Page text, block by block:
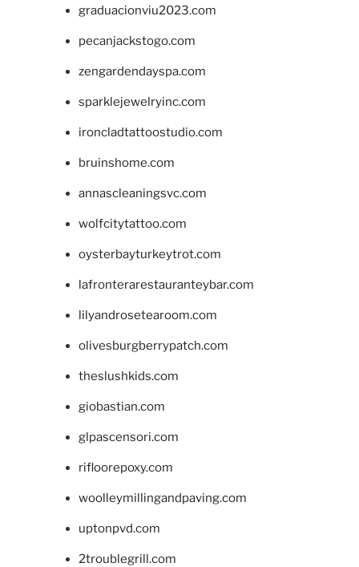
graduacionviu2023.com
pecanjackstogo.com
zengardendayspa.com
sparklejewelryinc.com
ironcladtattoostudio.com
bruinshome.com
annascleaningsvc.com
wolfcitytattoo.com
oysterbayturkeytrot.com
lafronterarestauranteybar.com
lilyandrosetearoom.com
olivesburgberrypatch.com
theslushkids.com
giobastian.com
glpascensori.com
rifloorepoxy.com
woolleymillingandpaving.com
uptonpvd.com
2troublegrill.com